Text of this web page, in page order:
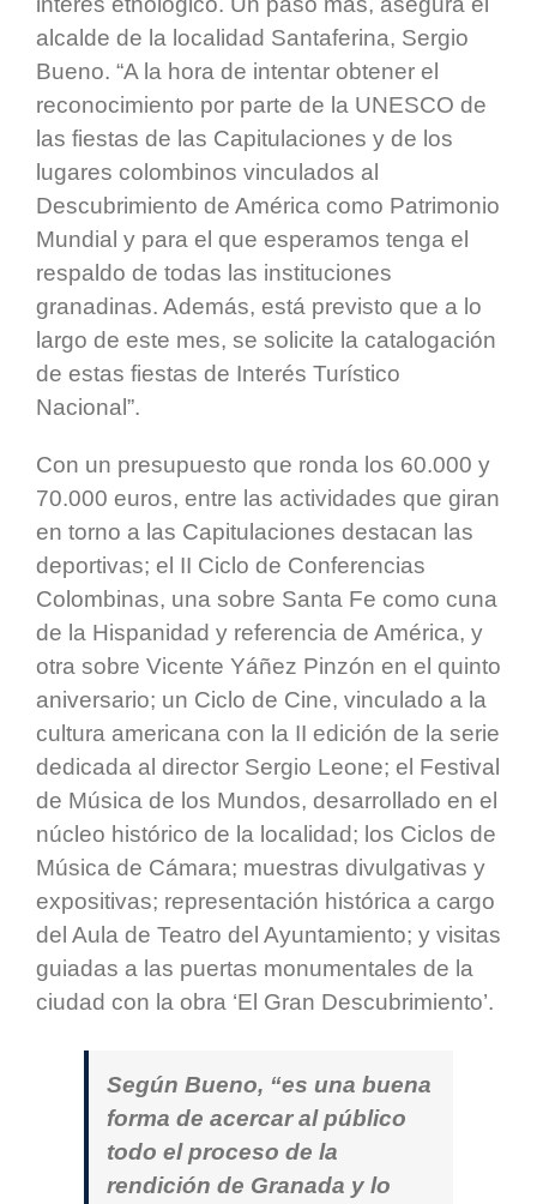
alcalde de la localidad Santaferina, Sergio
Bueno. “A la hora de intentar obtener el
reconocimiento por parte de la UNESCO de
las fiestas de las Capitulaciones y de los
lugares colombinos vinculados al
Descubrimiento de América como Patrimonio
Mundial y para el que esperamos tenga el
respaldo de todas las instituciones
granadinas. Además, está previsto que a lo
largo de este mes, se solicite la catalogación
de estas fiestas de Interés Turístico
Nacional”.
Con un presupuesto que ronda los 60.000 y
70.000 euros, entre las actividades que giran
en torno a las Capitulaciones destacan las
deportivas; el II Ciclo de Conferencias
Colombinas, una sobre Santa Fe como cuna
de la Hispanidad y referencia de América, y
otra sobre Vicente Yáñez Pinzón en el quinto
aniversario; un Ciclo de Cine, vinculado a la
cultura americana con la II edición de la serie
dedicada al director Sergio Leone; el Festival
de Música de los Mundos, desarrollado en el
núcleo histórico de la localidad; los Ciclos de
Música de Cámara; muestras divulgativas y
expositivas; representación histórica a cargo
del Aula de Teatro del Ayuntamiento; y visitas
guiadas a las puertas monumentales de la
ciudad con la obra ‘El Gran Descubrimiento’.
Según Bueno, “es una buena
forma de acercar al público
todo el proceso de la
rendición de Granada y lo